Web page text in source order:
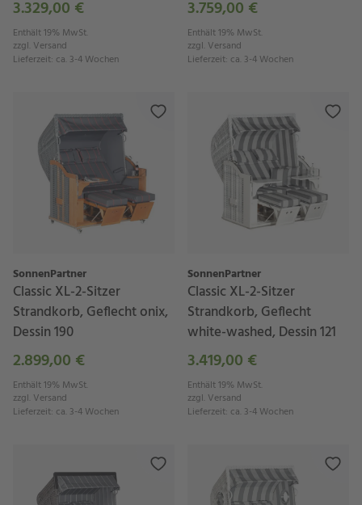
3.329,00 €
Enthält 19% MwSt.
zzgl. Versand
Lieferzeit: ca. 3-4 Wochen
3.759,00 €
Enthält 19% MwSt.
zzgl. Versand
Lieferzeit: ca. 3-4 Wochen
SonnenPartner
Classic XL-2-Sitzer
Strandkorb, Geflecht onix,
Dessin 190
2.899,00 €
Enthält 19% MwSt.
zzgl. Versand
Lieferzeit: ca. 3-4 Wochen
SonnenPartner
Classic XL-2-Sitzer
Strandkorb, Geflecht
white-washed, Dessin 121
3.419,00 €
Enthält 19% MwSt.
zzgl. Versand
Lieferzeit: ca. 3-4 Wochen